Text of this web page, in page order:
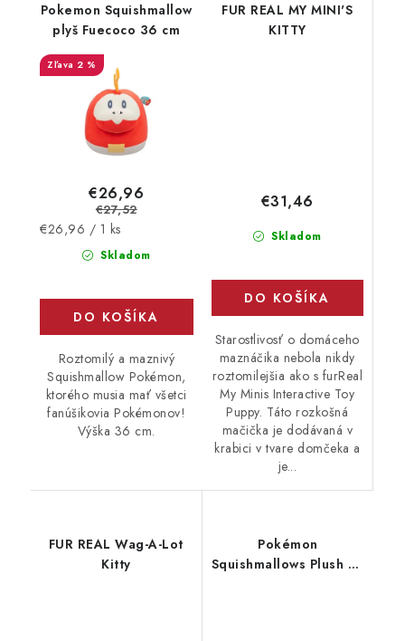
Pokemon Squishmallow
plyš Fuecoco 36 cm
2 %
Skladom
€26,96
€27,52
Jednotková
€26,96 / 1 ks
DO KOŠÍKA
Roztomilý a maznivý
Squishmallow Pokémon,
ktorého musia mať všetci
fanúšikovia Pokémonov!
Výška 36 cm.
FUR REAL MY MINI'S
KITTY
Skladom
€31,46
DO KOŠÍKA
Starostlivosť o domáceho
maznáčika nebola nikdy
roztomilejšia ako s furReal
My Minis Interactive Toy
Puppy. Táto rozkošná
mačička je dodávaná v
krabici v tvare domčeka a
je...
FUR REAL Wag-A-Lot
Kitty
Pokémon
Squishmallows Plush 25